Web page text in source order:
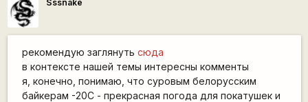
Sssnake
рекомендую заглянуть сюда
в контексте нашей темы интересны комменты
я, конечно, понимаю, что суровым белорусским
байкерам -20C - прекрасная погода для покатушек и